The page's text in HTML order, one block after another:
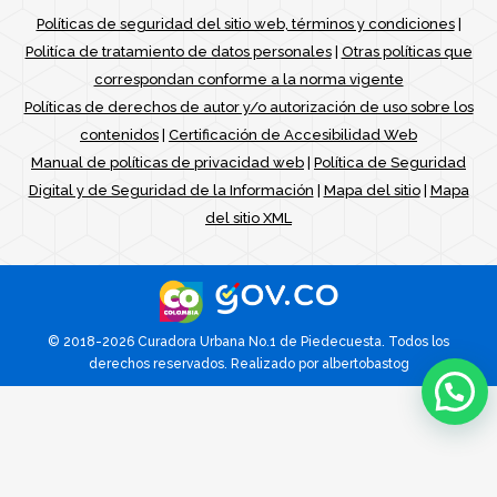
Políticas de seguridad del sitio web, términos y condiciones|
Politíca de tratamiento de datos personales| Otras políticas que
correspondan conforme a la norma vigente
Políticas de derechos de autor y/o autorización de uso sobre los
contenidos Certificación de Accesibilidad Web
Manual de políticas de privacidad web Política de Seguridad
Digital y de Seguridad de la Información
Mapa del sitio| Mapa
del sitio XML
© 2018-2026 Curadora Urbana No.1 de Piedecuesta. Todos los
derechos reservados. Realizado por albertobastog